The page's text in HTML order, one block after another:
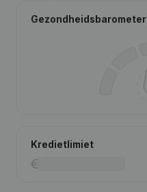
Gezondheidsbarometer
Kredietlimiet